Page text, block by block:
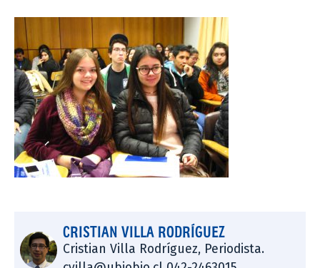
CRISTIAN VILLA RODRÍGUEZ
Cristian Villa Rodríguez, Periodista.